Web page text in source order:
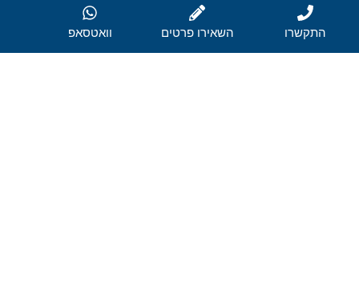
התקשרו השאירו פרטים וואטסאפ